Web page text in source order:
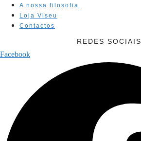
A nossa filosofia
Loja Viseu
Contactos
REDES SOCIAIS
Facebook